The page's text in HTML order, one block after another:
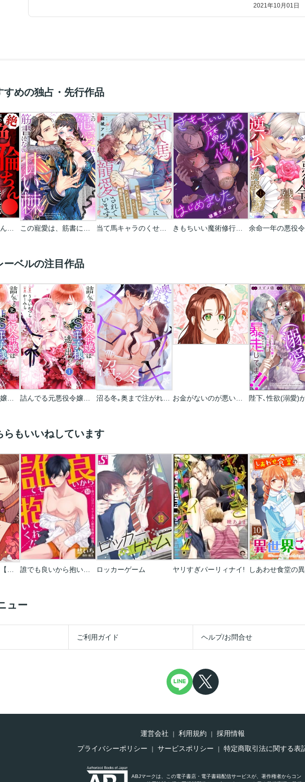
2021年10月01日
すめの独占・先行作品
犬系後輩こてつくんの絶絶倫ちん●に抗えない この寵愛は、筋書にない甘い棘。【TL悪役令嬢Story】 当て馬キャラのくせして、スパダリ王子に寵愛されています。 きもちいい魔術修行はじめました
ーベルの注目作品
らもいいねしています
ロッカーゲーム ヤリすぎパーリィナイ!
ュー
ご利用ガイド ヘルプ/お問合せ
運営会社 利用規約
採用情報
プライバシーポリシー
サービスポリシー 特定商取引法に関する表
ABJマークは、この電子書店・電子書籍配信サービスが、著作権者からコン